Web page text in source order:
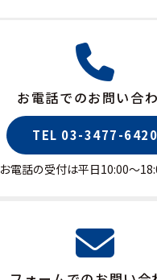
お電話でのお問い合
TEL 03-3477-6420
お電話の受付は平日10:00〜